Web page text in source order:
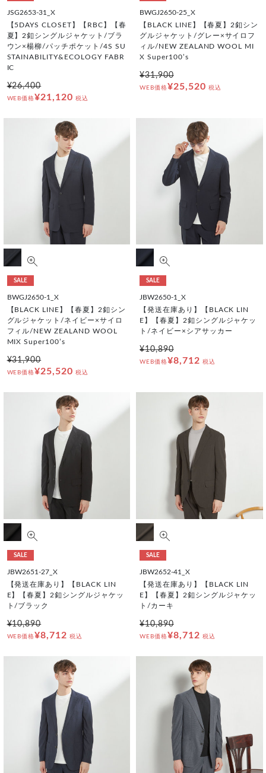
JSG2653-31_X
【5DAYS CLOSET】【RBC】【春
夏】2釦シングルジャケット/ブラ
ウン×楊柳/パッチポケット/4S SU
STAINABILITY&ECOLOGY FABR
IC
¥26,400
WEB価格¥21,120 税込
BWGJ2650-25_X
【BLACK LINE】【春夏】2釦シン
グルジャケット/グレー×サイロフ
ィル/NEW ZEALAND WOOL MI
X Super100’s
¥31,900
WEB価格¥25,520 税込
SALE
BWGJ2650-1_X
【BLACK LINE】【春夏】2釦シン
グルジャケット/ネイビー×サイロ
フィル/NEW ZEALAND WOOL
MIX Super100’s
¥31,900
WEB価格¥25,520 税込
SALE
JBW2650-1_X
【発送在庫あり】【BLACK LIN
E】【春夏】2釦シングルジャケッ
ト/ネイビー×シアサッカー
¥10,890
WEB価格¥8,712 税込
SALE
JBW2651-27_X
【発送在庫あり】【BLACK LIN
E】【春夏】2釦シングルジャケッ
ト/ブラック
¥10,890
WEB価格¥8,712 税込
SALE
JBW2652-41_X
【発送在庫あり】【BLACK LIN
E】【春夏】2釦シングルジャケッ
ト/カーキ
¥10,890
WEB価格¥8,712 税込